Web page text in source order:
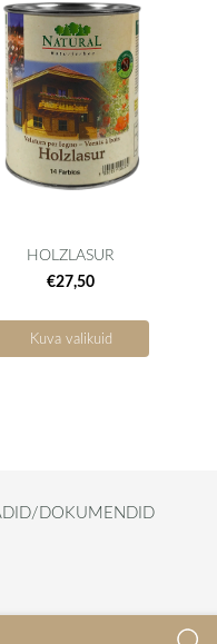
HOLZLASUR
€27,50
Kuva valikuid
DOKUMENDID